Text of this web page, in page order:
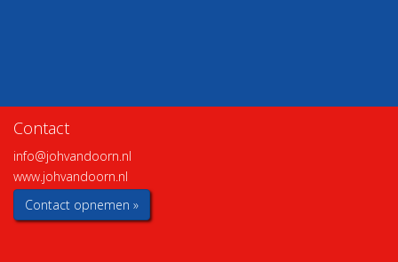
Contact
info@johvandoorn.nl
www.johvandoorn.nl
Contact opnemen »